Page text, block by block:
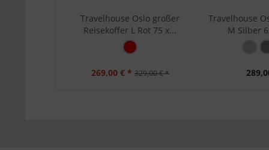
Aussenausstattung:
3 -
Travelhouse Oslo großer
Reisekoffer L Rot 75 x...
269,00 € * 329,00 € *
Travelhouse
M Silber